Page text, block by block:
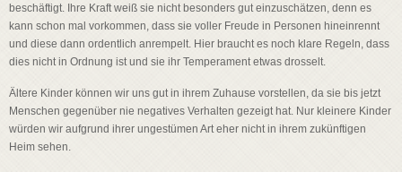
beschäftigt. Ihre Kraft weiß sie nicht besonders gut einzuschätzen, denn es
kann schon mal vorkommen, dass sie voller Freude in Personen hineinrennt
und diese dann ordentlich anrempelt. Hier braucht es noch klare Regeln, dass
dies nicht in Ordnung ist und sie ihr Temperament etwas drosselt.
Ältere Kinder können wir uns gut in ihrem Zuhause vorstellen, da sie bis jetzt
Menschen gegenüber nie negatives Verhalten gezeigt hat. Nur kleinere Kinder
würden wir aufgrund ihrer ungestümen Art eher nicht in ihrem zukünftigen
Heim sehen.